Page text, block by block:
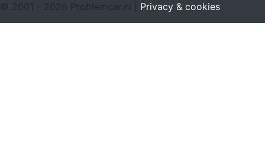
© 2001 - 2026 Problemcar.nl | Privacy & cookies